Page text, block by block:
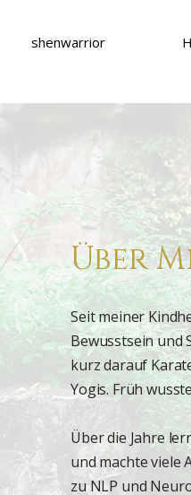
shenwarrior
Über
Seit meiner
Bewusstsein und
kurz darauf
Yogis. Früh
Über die Jahre
und machte viele
zu NLP und